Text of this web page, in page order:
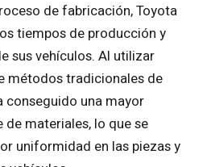
de fabricación, Toyota
tiempos de producción y
sus vehículos. Al utilizar
métodos tradicionales de
conseguido una mayor
materiales, lo que se
uniformidad en las piezas y